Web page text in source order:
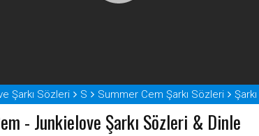
Şarkı Sözleri S Summer Cem Şarkı Sözleri
- Junkielove Şarkı Sözleri & Dinle